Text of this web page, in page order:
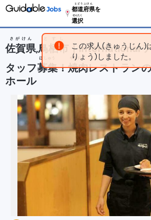
この求人(きゅうじん)
りょう)しました。
都道府県
とどうふけん
を
選択
せんたく
佐賀県
さがけん
,鳥栖市
｜International
タッフ募集
ぼしゅう
！焼肉
やきにく
レストラン
ホール